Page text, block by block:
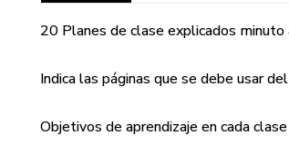
20 Planes de clase explicados minuto
Indica las páginas que se debe usar
Objetivos de aprendizaje en cada clase